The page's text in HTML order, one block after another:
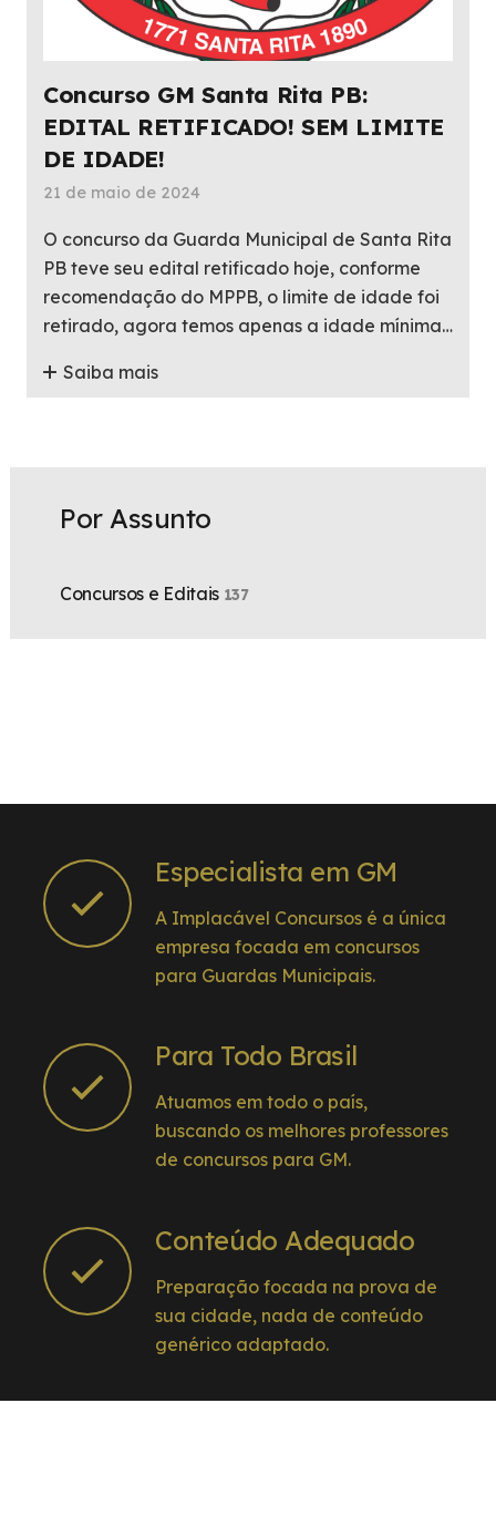
Concurso GM Santa Rita PB:
EDITAL RETIFICADO! SEM LIMITE
DE IDADE!
21 de maio de 2024
O concurso da Guarda Municipal de Santa Rita
PB teve seu edital retificado hoje, conforme
recomendação do MPPB, o limite de idade foi
retirado, agora temos apenas a idade mínima…
Saiba mais
Por Assunto
Concursos e Editais 137
Especialista em GM
A Implacável Concursos é a única
empresa focada em concursos
para Guardas Municipais.
Para Todo Brasil
Atuamos em todo o país,
buscando os melhores professores
de concursos para GM.
Conteúdo Adequado
Preparação focada na prova de
sua cidade, nada de conteúdo
genérico adaptado.